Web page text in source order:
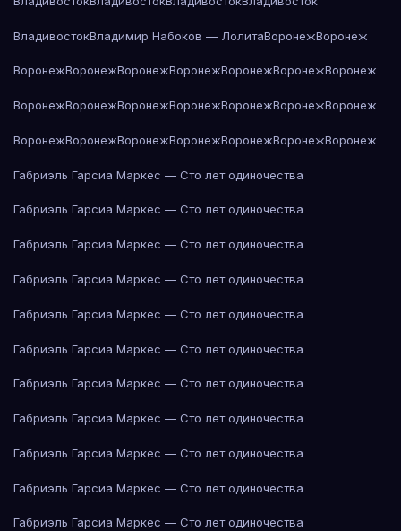
ВладивостокВладимир Набоков — ЛолитаВоронежВоронеж
ВоронежВоронежВоронежВоронежВоронежВоронежВоронеж
ВоронежВоронежВоронежВоронежВоронежВоронежВоронеж
ВоронежВоронежВоронежВоронежВоронежВоронежВоронеж
Габриэль Гарсиа Маркес — Сто лет одиночества
Габриэль Гарсиа Маркес — Сто лет одиночества
Габриэль Гарсиа Маркес — Сто лет одиночества
Габриэль Гарсиа Маркес — Сто лет одиночества
Габриэль Гарсиа Маркес — Сто лет одиночества
Габриэль Гарсиа Маркес — Сто лет одиночества
Габриэль Гарсиа Маркес — Сто лет одиночества
Габриэль Гарсиа Маркес — Сто лет одиночества
Габриэль Гарсиа Маркес — Сто лет одиночества
Габриэль Гарсиа Маркес — Сто лет одиночества
Габриэль Гарсиа Маркес — Сто лет одиночества